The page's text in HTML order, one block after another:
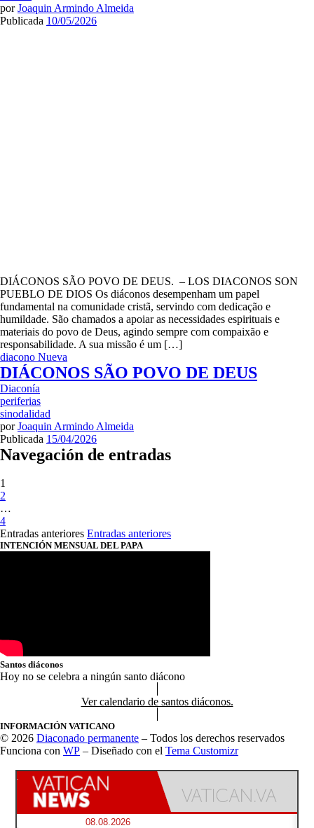
porJoaquin Armindo Almeida
Publicada 10/05/2026
DIÁCONOS SÃO POVO DE DEUS. – LOS DIACONOS SON
PUEBLO DE DIOS Os diáconos desempenham um papel
fundamental na comunidade cristã, servindo com dedicação e
humildade. São chamados a apoiar as necessidades espirituais e
materiais do povo de Deus, agindo sempre com compaixão e
responsabilidade. A sua missão é um […]
diacono Nueva
DIÁCONOS SÃO POVO DE DEUS
Diaconía
periferias
sinodalidad
porJoaquin Armindo Almeida
Publicada 15/04/2026
Navegación de entradas
1
2
…
4
Entradas anteriores Entradas anteriores
INTENCIÓN MENSUAL DEL PAPA
Santos diáconos
Hoy no se celebra a ningún santo diácono
Ver calendario de santos diáconos.
INFORMACIÓN VATICANO
© 2026 Diaconado permanente – Todos los derechos reservados
Funciona con WP – Diseñado con el Tema Customizr
08.08.2026